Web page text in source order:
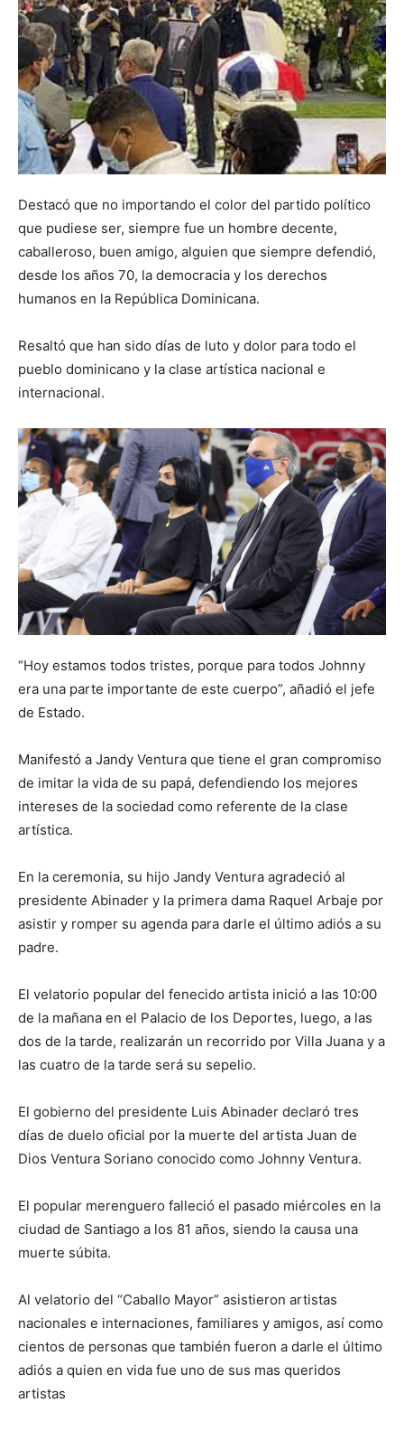
Destacó que no importando el color del partido político
que pudiese ser, siempre fue un hombre decente,
caballeroso, buen amigo, alguien que siempre defendió,
desde los años 70, la democracia y los derechos
humanos en la República Dominicana.
Resaltó que han sido días de luto y dolor para todo el
pueblo dominicano y la clase artística nacional e
internacional.
“Hoy estamos todos tristes, porque para todos Johnny
era una parte importante de este cuerpo”, añadió el jefe
de Estado.
Manifestó a Jandy Ventura que tiene el gran compromiso
de imitar la vida de su papá, defendiendo los mejores
intereses de la sociedad como referente de la clase
artística.
En la ceremonia, su hijo Jandy Ventura agradeció al
presidente Abinader y la primera dama Raquel Arbaje por
asistir y romper su agenda para darle el último adiós a su
padre.
El velatorio popular del fenecido artista inició a las 10:00
de la mañana en el Palacio de los Deportes, luego, a las
dos de la tarde, realizarán un recorrido por Villa Juana y a
las cuatro de la tarde será su sepelio.
El gobierno del presidente Luis Abinader declaró tres
días de duelo oficial por la muerte del artista Juan de
Dios Ventura Soriano conocido como Johnny Ventura.
El popular merenguero falleció el pasado miércoles en la
ciudad de Santiago a los 81 años, siendo la causa una
muerte súbita.
Al velatorio del “Caballo Mayor” asistieron artistas
nacionales e internaciones, familiares y amigos, así como
cientos de personas que también fueron a darle el último
adiós a quien en vida fue uno de sus mas queridos
artistas